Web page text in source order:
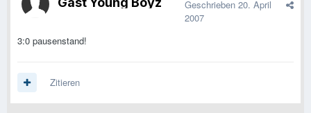
Geschrieben 20. April
2007
3:0 pausenstand!
Zitieren